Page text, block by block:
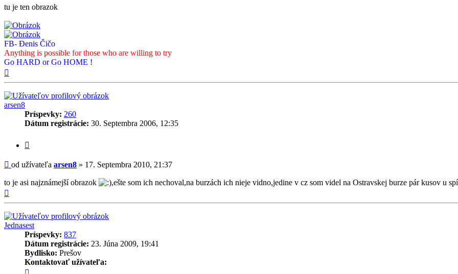
tu je ten obrazok
FB- Đenis Čičo
Anything is possible for those who are willing to try
Go HARD or Go HOME !
arsen8
Príspevky: 260
Dátum registrácie: 30. Septembra 2006, 12:35
Príspevok
od užívateľa arsen8 » 17. Septembra 2010, 21:37
to je asi najznámejší obrazok
,ešte som ich nechoval,na burzách ich nieje vidno,jedine v cz som videl na Ostravskej burze pár kusov u
Jednasest
Príspevky: 837
Dátum registrácie: 23. Júna 2009, 19:41
Bydlisko: Prešov
Kontaktovať užívateľa: